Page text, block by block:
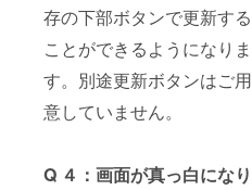
存の下部ボタンで更新する
ことができるようになりま
す。別途更新ボタンはご用
意していません。
Q ４：画面が真っ白になり